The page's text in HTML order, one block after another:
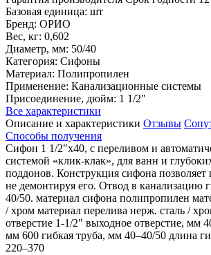
Базовая единица: шт
Бренд: ОРИО
Вес, кг: 0,602
Диаметр, мм: 50/40
Категория: Сифоны
Материал: Полипропилен
Применение: Канализационные системы
Присоединение, дюйм: 1 1/2"
Все характеристики
Описание и характеристики Отзывы
Способы получения
Сифон 1 1/2"х40, с переливом и
системой «клик-клак», для ванн и
поддонов. Конструкция сифона
не демонтируя его. Отвод в канализацию
40/50. материал сифона полипропилен
/ хром материал перелива нерж. сталь /
отверстие 1-1/2" выходное отверстие, мм
мм 600 гибкая труба, мм 40–40/50 длина
220–370